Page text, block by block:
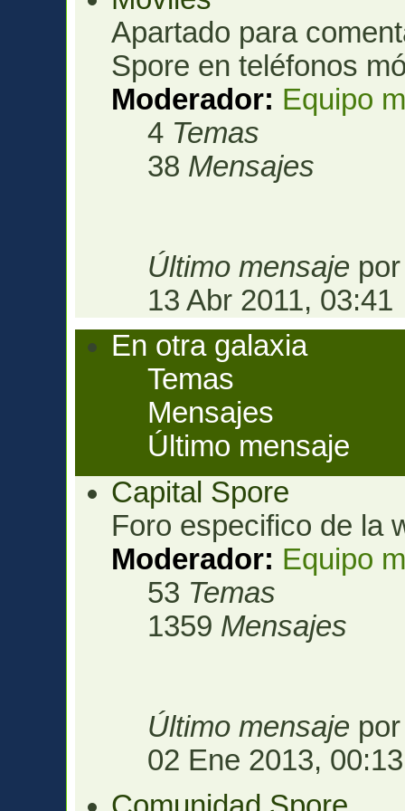
Apartado para
Spore en teléfonos
Moderador: Equipo
4 Temas
38 Mensajes
Último mensaje
13 Abr 2011, 03:41
En otra galaxia
Temas
Mensajes
Último mensaje
Capital Spore
Foro especifico de la
Moderador: Equipo
53 Temas
1359 Mensajes
Último mensaje
02 Ene 2013, 00:13